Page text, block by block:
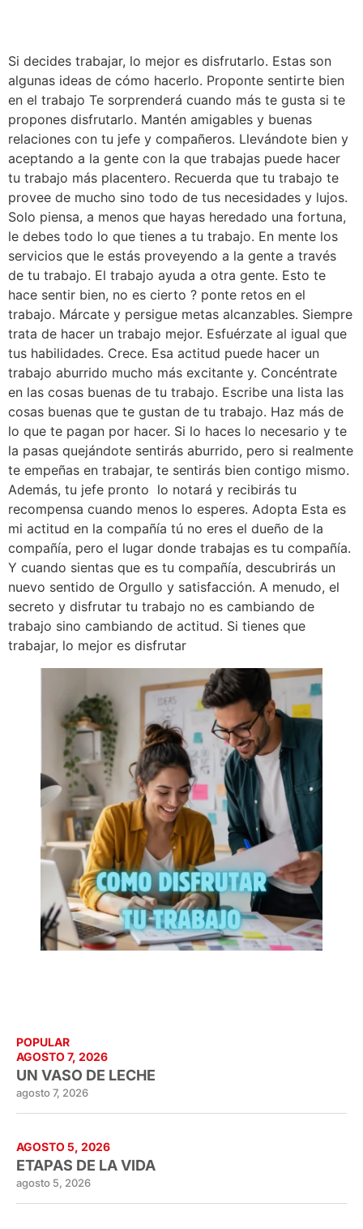
Si decides trabajar, lo mejor es disfrutarlo. Estas son
algunas ideas de cómo hacerlo. Proponte sentirte bien
en el trabajo Te sorprenderá cuando más te gusta si te
propones disfrutarlo. Mantén amigables y buenas
relaciones con tu jefe y compañeros. Llevándote bien y
aceptando a la gente con la que trabajas puede hacer
tu trabajo más placentero. Recuerda que tu trabajo te
provee de mucho sino todo de tus necesidades y lujos.
Solo piensa, a menos que hayas heredado una fortuna,
le debes todo lo que tienes a tu trabajo. En mente los
servicios que le estás proveyendo a la gente a través
de tu trabajo. El trabajo ayuda a otra gente. Esto te
hace sentir bien, no es cierto ? ponte retos en el
trabajo. Márcate y persigue metas alcanzables. Siempre
trata de hacer un trabajo mejor. Esfuérzate al igual que
tus habilidades. Crece. Esa actitud puede hacer un
trabajo aburrido mucho más excitante y. Concéntrate
en las cosas buenas de tu trabajo. Escribe una lista las
cosas buenas que te gustan de tu trabajo. Haz más de
lo que te pagan por hacer. Si lo haces lo necesario y te
la pasas quejándote sentirás aburrido, pero si realmente
te empeñas en trabajar, te sentirás bien contigo mismo.
Además, tu jefe pronto lo notará y recibirás tu
recompensa cuando menos lo esperes. Adopta Esta es
mi actitud en la compañía tú no eres el dueño de la
compañía, pero el lugar donde trabajas es tu compañía.
Y cuando sientas que es tu compañía, descubrirás un
nuevo sentido de Orgullo y satisfacción. A menudo, el
secreto y disfrutar tu trabajo no es cambiando de
trabajo sino cambiando de actitud. Si tienes que
trabajar, lo mejor es disfrutar
POPULAR
AGOSTO 7, 2026
UN VASO DE LECHE
agosto 7, 2026
AGOSTO 5, 2026
ETAPAS DE LA VIDA
agosto 5, 2026